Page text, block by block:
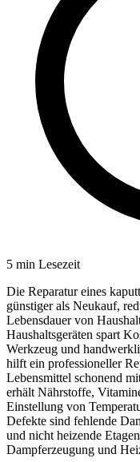
5 min Lesezeit
Die Reparatur eines
günstiger als Neukauf,
Lebensdauer von
Haushaltsgeräten spart
Werkzeug und
hilft ein professioneller
Lebensmittel schonend
erhält Nährstoffe,
Einstellung von
Defekte sind fehlende
und nicht heizende
Dampferzeugung und